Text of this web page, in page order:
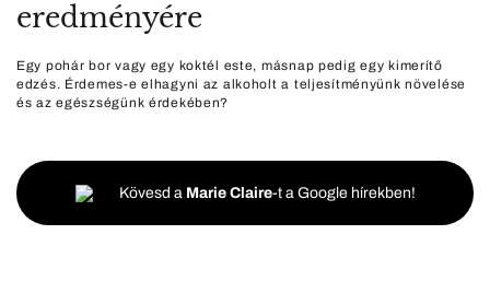
eredményére
Egy pohár bor vagy egy koktél este, másnap pedig egy kimerítő
edzés. Érdemes-e elhagyni az alkoholt a teljesítményünk növelése
és az egészségünk érdekében?
Kövesd a Marie Claire-t a Google hírekben!